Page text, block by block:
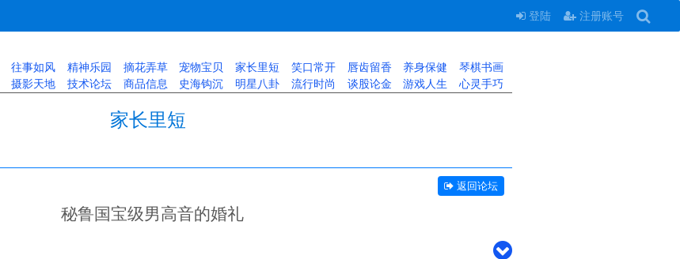
登陆 注册账号
往事如风 精神乐园 摘花弄草 宠物宝贝 家长里短 笑口常开 唇齿留香 养身保健
琴棋书画
摄影天地 技术论坛 商品信息 史海钩沉 明星八卦 流行时尚 谈股论金 游戏人生 心灵手巧
家长里短
返回论坛
秘鲁国宝级男高音的婚礼